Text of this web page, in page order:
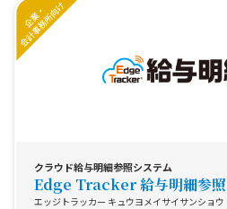
クラウド給与明細参照システム
Edge Tracker 給与明細参照
エッジトラッカー キュウヨメイサイサンショウ